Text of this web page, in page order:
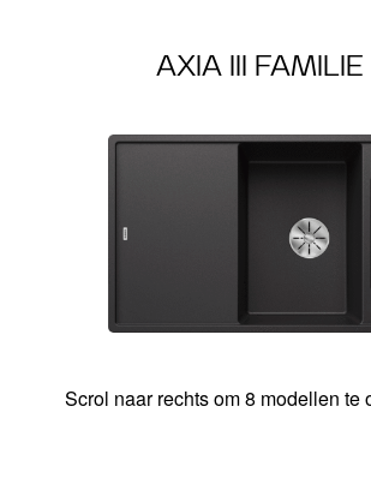
AXIA III FAMILIE
Scrol naar rechts om 8 modellen te